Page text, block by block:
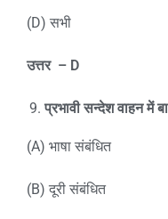
(D) सभी
उत्तर– D
प्रभावी सन्देश वाहन में
(A) भाषा संबंधित
(B) दूरी संबंधित